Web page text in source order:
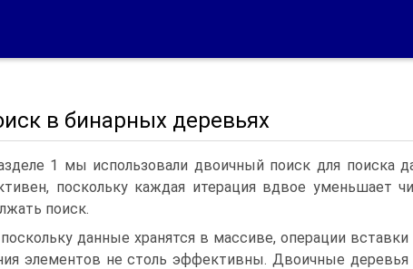
в бинарных деревьях
1 мы использовали двоичный поиск для поиска
поскольку каждая итерация вдвое уменьшает
поиск.
данные хранятся в массиве, операции вставки
элементов не столь эффективны. Двоичные деревья